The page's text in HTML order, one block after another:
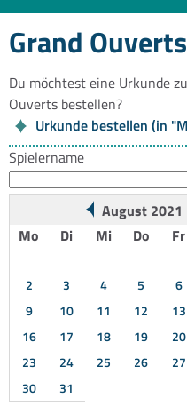
Grand Ouverts
Du möchtest eine Urkunde
Ouverts bestellen?
Urkunde bestellen (in
Spielername
August 2021
Mo
Di Mi Do Fr
2
3 4 5 6
9
10 11 12 13
16
17 18 19 20
23
24 25 26 27
30
31